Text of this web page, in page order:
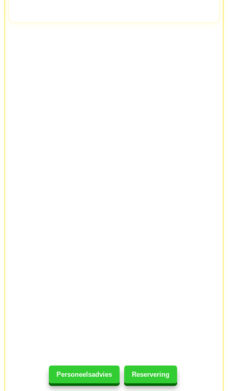
Personeelsadvies Reservering